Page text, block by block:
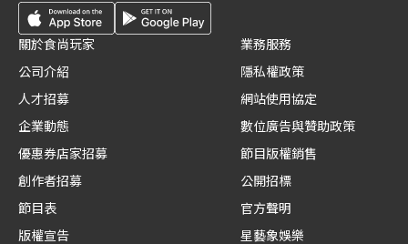
關於食尚玩家
公司介紹
人才招募
企業動態
優惠券店家招募
創作者招募
節目表
版權宣告
業務服務
隱私權政策
網站使用協定
數位廣告與贊助政策
節目版權銷售
公開招標
官方聲明
星藝象娛樂